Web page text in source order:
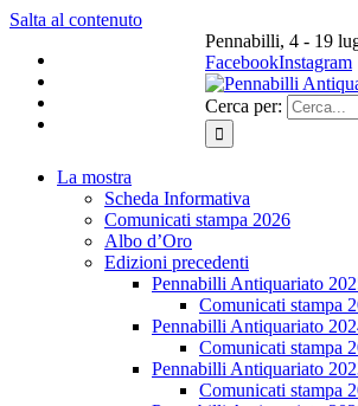
Salta al contenuto
Pennabilli, 4 - 19
FacebookInstagram
Cerca per:
La mostra
Scheda Informativa
Comunicati stampa 2026
Albo d’Oro
Edizioni precedenti
Pennabilli Antiquariato
Comunicati stampa
Pennabilli Antiquariato
Comunicati stampa
Pennabilli Antiquariato
Comunicati stampa